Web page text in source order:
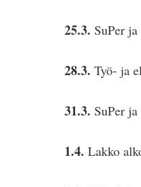
25.3. SuPer
28.3. Työ- ja
31.3. SuPer
1.4. Lakko